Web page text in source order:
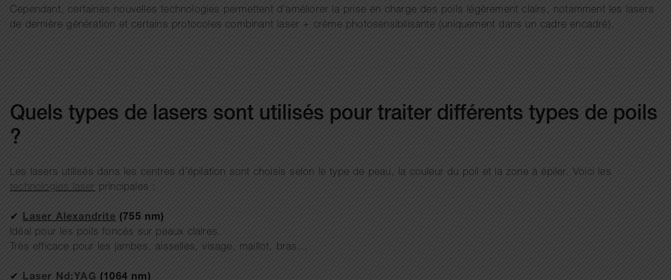
Cependant, certaines nouvelles technologies permettent d’améliorer la prise en charge des poils légèrement clairs, notamment les lasers
de dernière génération et certains protocoles combinant laser + crème photosensibilisante (uniquement dans un cadre encadré).
Quels types de lasers sont utilisés pour traiter différents types de poils
?
Les lasers utilisés dans les centres d’épilation sont choisis selon le type de peau, la couleur du poil et la zone à épiler. Voici les
technologies laserprincipales :
✔ Laser Alexandrite(755 nm)
Idéal pour les poils foncés sur peaux claires.
Très efficace pour les jambes, aisselles, visage, maillot, bras…
✔ Laser Nd:YAG (1064 nm)